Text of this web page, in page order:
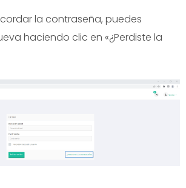
la contraseña, puedes
haciendo clic en «¿Perdiste la